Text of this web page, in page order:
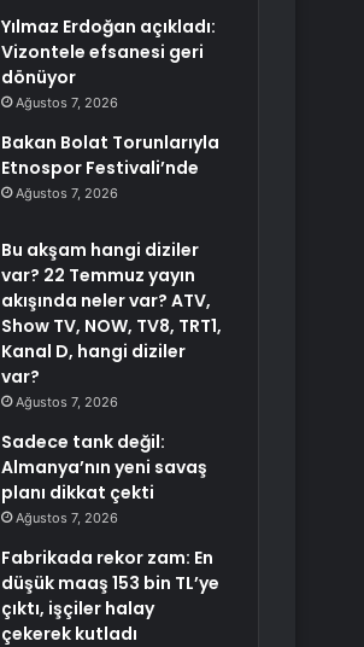
Yılmaz Erdoğan açıkladı:
Vizontele efsanesi geri
dönüyor
Ağustos 7, 2026
Bakan Bolat Torunlarıyla
Etnospor Festivali’nde
Ağustos 7, 2026
Bu akşam hangi diziler
var? 22 Temmuz yayın
akışında neler var? ATV,
Show TV, NOW, TV8, TRT1,
Kanal D, hangi diziler
var?
Ağustos 7, 2026
Sadece tank değil:
Almanya’nın yeni savaş
planı dikkat çekti
Ağustos 7, 2026
Fabrikada rekor zam: En
düşük maaş 153 bin TL’ye
çıktı, işçiler halay
çekerek kutladı